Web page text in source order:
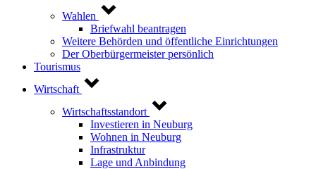
Wahlen
Briefwahl beantragen
Weitere Behörden und öffentliche Einrichtungen
Der Oberbürgermeister persönlich
Tourismus
Wirtschaft
Wirtschaftsstandort
Investieren in Neuburg
Wohnen in Neuburg
Infrastruktur
Lage und Anbindung